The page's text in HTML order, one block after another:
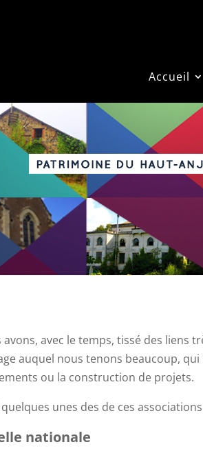
Accueil
avons, avec le temps, tissé des liens
auquel nous tenons beaucoup,
ou la construction de projets.
unes des de ces
nationale